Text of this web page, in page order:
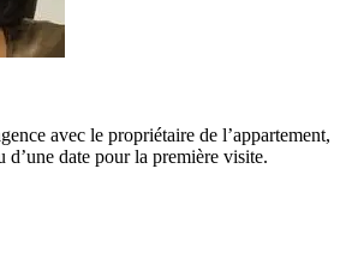
avec le propriétaire de l’appartement,
d’une date pour la première visite.